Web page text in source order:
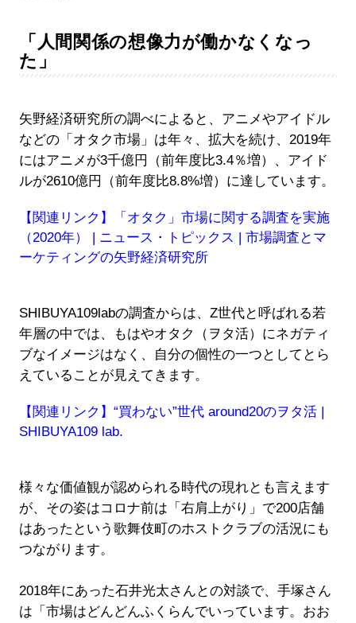
「人間関係の想像力が働かなくなっ
た」
矢野経済研究所の調べによると、アニメやアイドル
などの「オタク市場」は年々、拡大を続け、2019年
にはアニメが3千億円（前年度比3.4％増）、アイド
ルが2610億円（前年度比8.8%増）に達しています。
【関連リンク】「オタク」市場に関する調査を実施
（2020年） | ニュース・トピックス | 市場調査とマ
ーケティングの矢野経済研究所
SHIBUYA109labの調査からは、Z世代と呼ばれる若
年層の中では、もはやオタク（ヲタ活）にネガティ
ブなイメージはなく、自分の個性の一つとしてとら
えていることが見えてきます。
【関連リンク】“買わない”世代 around20のヲタ活 |
SHIBUYA109 lab.
様々な価値観が認められる時代の現れとも言えます
が、その姿はコロナ前は「右肩上がり」で200店舗
はあったという歌舞伎町のホストクラブの活況にも
つながります。
2018年にあった石井光太さんとの対談で、手塚さん
は「市場はどんどんふくらんでいっています。おお